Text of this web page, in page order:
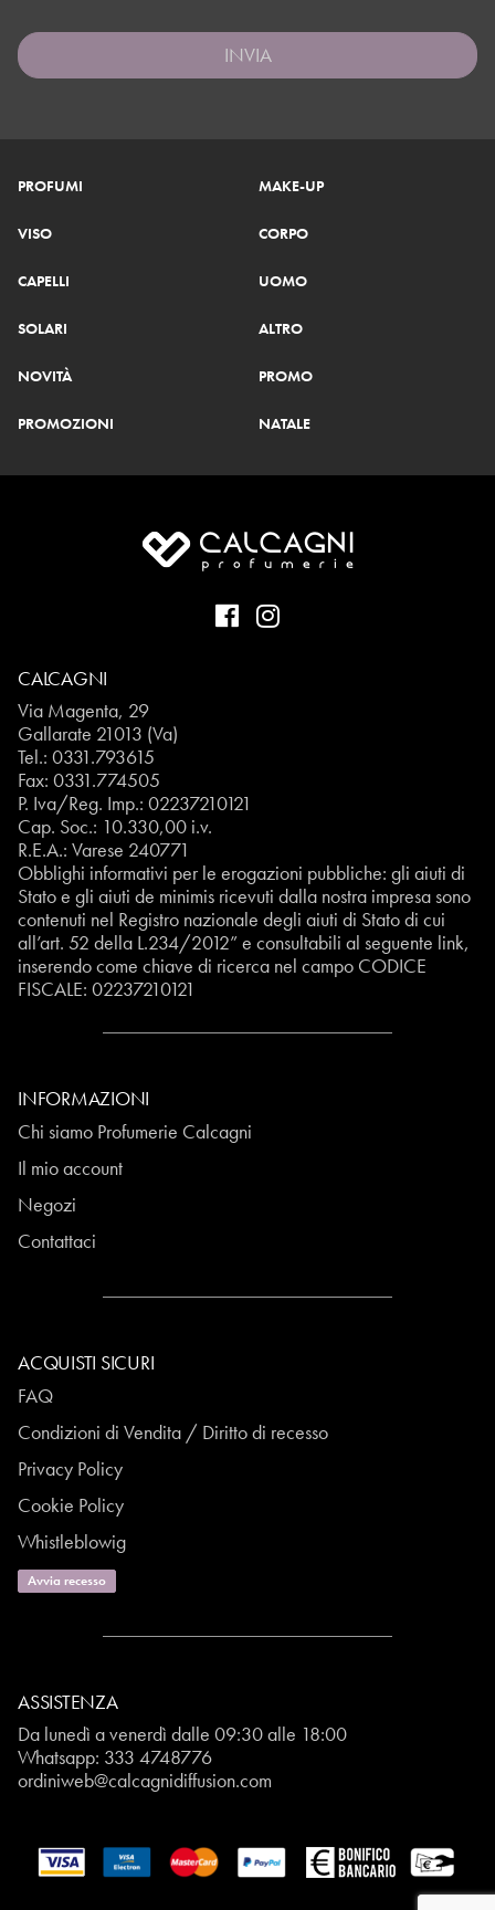
INVIA
PROFUMI MAKE-UP
VISO CORPO
CAPELLI UOMO
SOLARI ALTRO
NOVITÀ PROMO
PROMOZIONI NATALE
CALCAGNI
Via Magenta, 29
Gallarate 21013 (Va)
Tel.: 0331.793615
Fax: 0331.774505
P. Iva/Reg. Imp.: 02237210121
Cap. Soc.: 10.330,00 i.v.
R.E.A.: Varese 240771
Obblighi informativi per le erogazioni pubbliche: gli aiuti di
Stato e gli aiuti de minimis ricevuti dalla nostra impresa sono
contenuti nel Registro nazionale degli aiuti di Stato di cui
all’art. 52 della L.234/2012” e consultabili al seguente link,
inserendo come chiave di ricerca nel campo CODICE
FISCALE: 02237210121
INFORMAZIONI
Chi siamo Profumerie Calcagni
Il mio account
Negozi
Contattaci
ACQUISTI SICURI
FAQ
Condizioni di Vendita / Diritto di recesso
Privacy Policy
Cookie Policy
Whistleblowig
Avvia recesso
ASSISTENZA
Da lunedì a venerdì dalle 09:30 alle 18:00
Whatsapp: 333 4748776
ordiniweb@calcagnidiffusion.com